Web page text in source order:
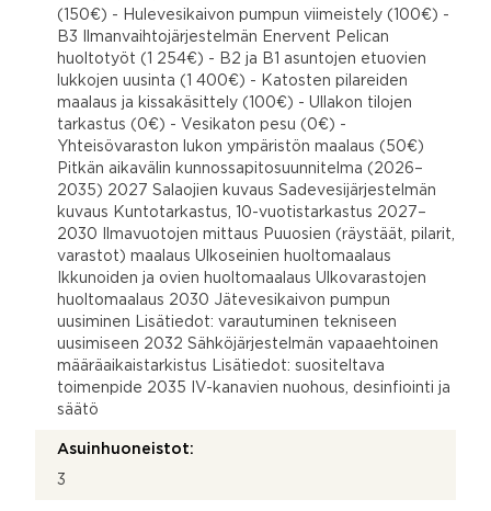
(150€) - Hulevesikaivon pumpun viimeistely (100€) -
B3 Ilmanvaihtojärjestelmän Enervent Pelican
huoltotyöt (1 254€) - B2 ja B1 asuntojen etuovien
lukkojen uusinta (1 400€) - Katosten pilareiden
maalaus ja kissakäsittely (100€) - Ullakon tilojen
tarkastus (0€) - Vesikaton pesu (0€) -
Yhteisövaraston lukon ympäristön maalaus (50€)
Pitkän aikavälin kunnossapitosuunnitelma (2026–
2035) 2027 Salaojien kuvaus Sadevesijärjestelmän
kuvaus Kuntotarkastus, 10-vuotistarkastus 2027–
2030 Ilmavuotojen mittaus Puuosien (räystäät, pilarit,
varastot) maalaus Ulkoseinien huoltomaalaus
Ikkunoiden ja ovien huoltomaalaus Ulkovarastojen
huoltomaalaus 2030 Jätevesikaivon pumpun
uusiminen Lisätiedot: varautuminen tekniseen
uusimiseen 2032 Sähköjärjestelmän vapaaehtoinen
määräaikaistarkistus Lisätiedot: suositeltava
toimenpide 2035 IV-kanavien nuohous, desinfiointi ja
säätö
Asuinhuoneistot:
3